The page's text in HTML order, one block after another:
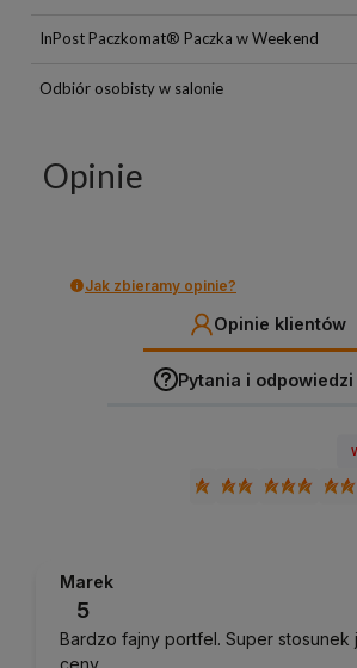
InPost Paczkomat® Paczka w Weekend
Odbiór osobisty w salonie
Opinie
Jak zbieramy opinie?
Opinie klientów
Pytania i odpowiedzi
Marek
5
Bardzo fajny portfel. Super stosunek